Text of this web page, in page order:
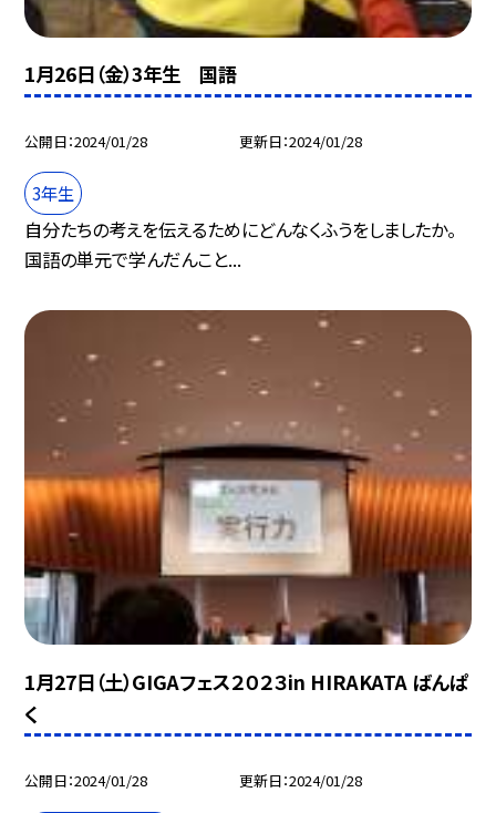
1月26日（金）3年生 国語
公開日 2024/01/28 更新日 2024/01/28
3年生
自分たちの考えを伝えるためにどんなくふうをしましたか。
国語の単元で学んだんこと...
1月27日（土）GIGAフェス２０２３in HIRAKATA ばんぱ
く
公開日 2024/01/28 更新日 2024/01/28